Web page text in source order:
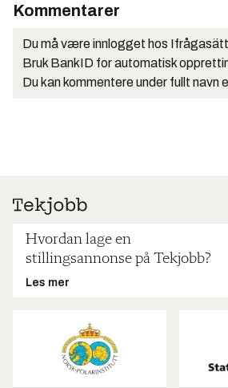
Kommentarer
Du må være innlogget hos
Bruk BankID for automatisk
Du kan kommentere under fullt navn
Hvordan lage en
stillingsannonse på Tekjobb?
Les mer